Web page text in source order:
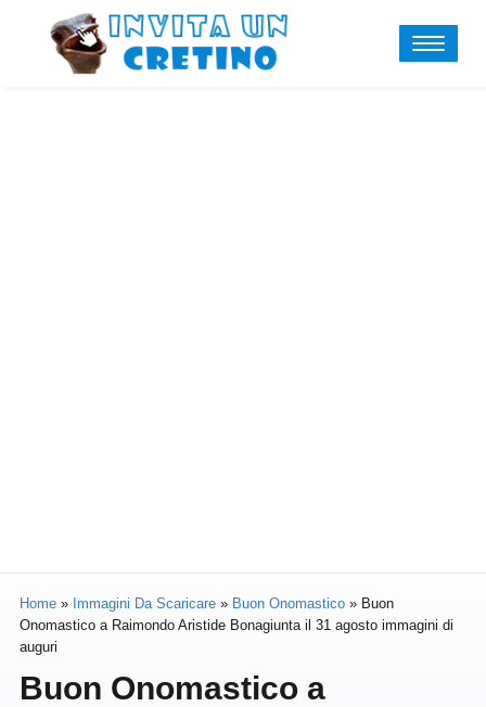
Home » Immagini Da Scaricare » Buon Onomastico » Buon
Onomastico a Raimondo Aristide Bonagiunta il 31 agosto immagini di
auguri
Buon Onomastico a